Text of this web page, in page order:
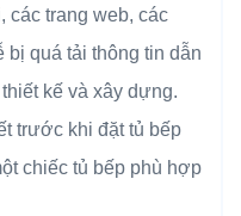
các trang web, các
quá tải thông tin dẫn
kế và xây dựng.
trước khi đặt tủ bếp
chiếc tủ bếp phù hợp